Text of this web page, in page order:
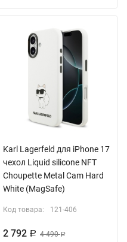
Karl Lagerfeld для iPhone 17
чехол Liquid silicone NFT
Choupette Metal Cam Hard
White (MagSafe)
Код товара: 121-406
2 792 Р 4 490Р